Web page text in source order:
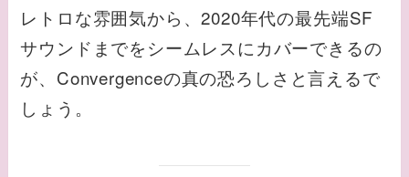
レトロな雰囲気から、2020年代の最先端SF
サウンドまでをシームレスにカバーできるの
が、Convergenceの真の恐ろしさと言えるで
しょう。